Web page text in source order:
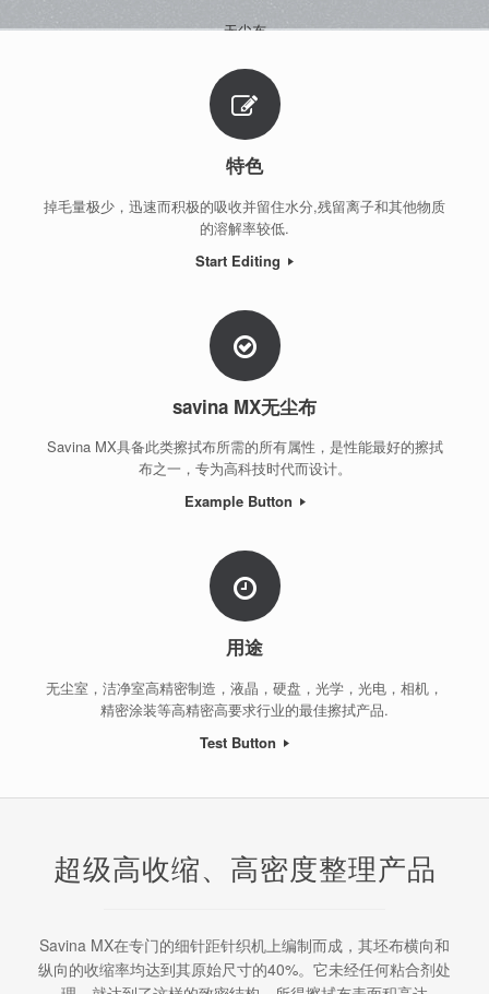
无尘布
特色
掉毛量极少，迅速而积极的吸收并留住水分,残留离子和其他物质
的溶解率较低.
Start Editing
savina MX无尘布
Savina MX具备此类擦拭布所需的所有属性，是性能最好的擦拭
布之一，专为高科技时代而设计。
Example Button
用途
无尘室，洁净室高精密制造，液晶，硬盘，光学，光电，相机，
精密涂装等高精密高要求行业的最佳擦拭产品.
Test Button
超级高收缩、高密度整理产品
Savina MX在专门的细针距针织机上编制而成，其坯布横向和
纵向的收缩率均达到其原始尺寸的40%。它未经任何粘合剂处